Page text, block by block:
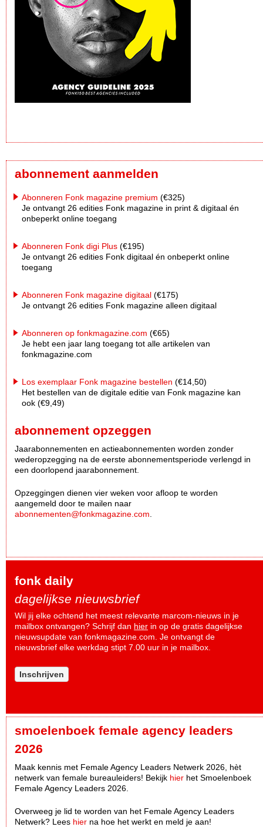
abonnement aanmelden
Abonneren Fonk magazine premium (€325)
Je ontvangt 26 edities Fonk magazine in print & digitaal én
onbeperkt online toegang
Abonneren Fonk digi Plus (€195)
Je ontvangt 26 edities Fonk digitaal én onbeperkt online
toegang
Abonneren Fonk magazine digitaal (€175)
Je ontvangt 26 edities Fonk magazine alleen digitaal
Abonneren op fonkmagazine.com (€65)
Je hebt een jaar lang toegang tot alle artikelen van
fonkmagazine.com
Los exemplaar Fonk magazine bestellen (€14,50)
Het bestellen van de digitale editie van Fonk magazine kan
ook (€9,49)
abonnement opzeggen
Jaarabonnementen en actieabonnementen worden zonder
wederopzegging na de eerste abonnementsperiode verlengd in
een doorlopend jaarabonnement.
Opzeggingen dienen vier weken voor afloop te worden
aangemeld door te mailen naar
abonnementen@fonkmagazine.com.
fonk daily
dagelijkse nieuwsbrief
Wil jij elke ochtend het meest relevante marcom-nieuws in je
mailbox ontvangen? Schrijf dan hier in op de gratis dagelijkse
nieuwsupdate van fonkmagazine.com. Je ontvangt de
nieuwsbrief elke werkdag stipt 7.00 uur in je mailbox.
Inschrijven
smoelenboek female agency leaders
2026
Maak kennis met Female Agency Leaders Netwerk 2026, hèt
netwerk van female bureauleiders! Bekijk hier het Smoelenboek
Female Agency Leaders 2026.
Overweeg je lid te worden van het Female Agency Leaders
Netwerk? Lees hier na hoe het werkt en meld je aan!